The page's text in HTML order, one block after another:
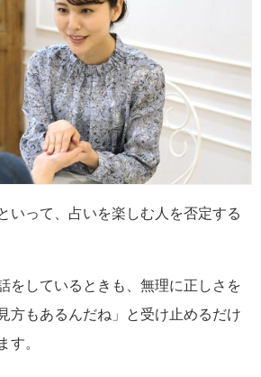
いって、占いを楽しむ人を否定する
をしているときも、無理に正しさを
方もあるんだね」と受け止めるだけ
す。